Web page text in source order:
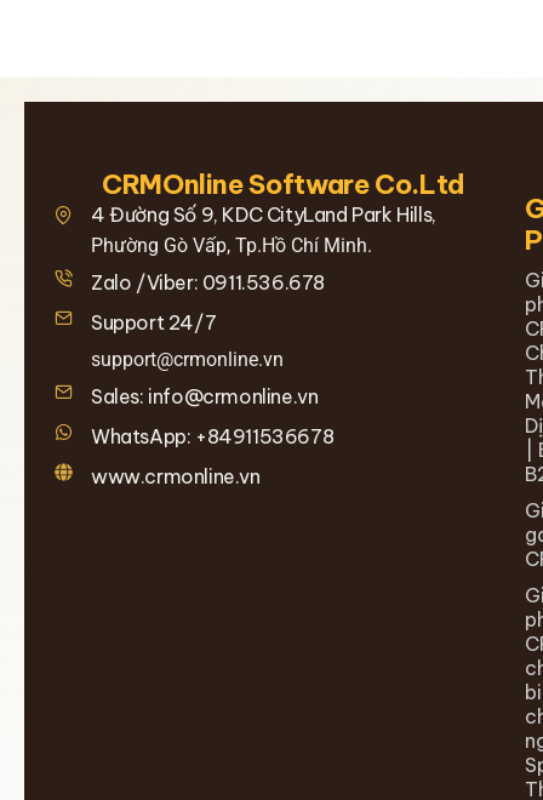
CRMOnline Software Co.Ltd
4 Đường Số 9, KDC CityLand Park Hills,
Phường Gò Vấp, Tp.Hồ Chí Minh.
Zalo /Viber: 0911.536.678
Support 24/7
support@crmonline.vn
Sales: info@crmonline.vn
WhatsApp: +84911536678
www.crmonline.vn